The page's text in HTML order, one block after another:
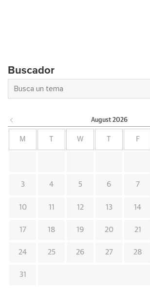
Buscador
August 2026
M W F
3 4 5 6 7
10 11 12 13 14
17 18 19 20 21
24 25 26 27 28
31